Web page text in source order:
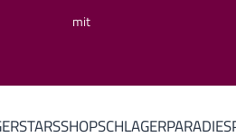
mit
SHOPSCHLAGERPARADIES